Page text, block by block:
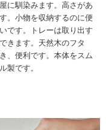
に馴染みます。高さがあ
。小物を収納するのに便
です。トレーは取り出す
きます。天然木のフタ
、便利です。本体をスム
製です。